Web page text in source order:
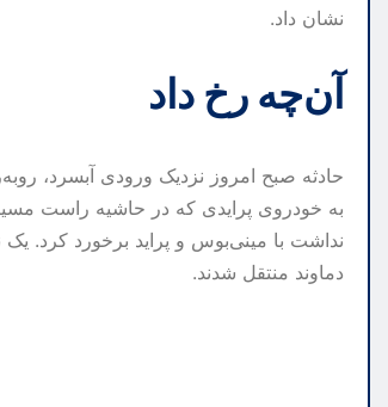
نشان داد.
آن‌چه رخ داد
حادثه صبح امروز نزدیک ورودی آبسرد،
به خودروی پرایدی که در حاشیه راست
نداشت با مینی‌بوس و پراید برخورد کرد.
دماوند منتقل شدند.